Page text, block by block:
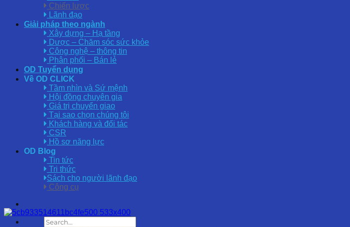
Chiến lược
Lãnh đạo
Giải pháp theo ngành
Xây dựng – Hạ tầng
Dược – Chăm sóc sức khỏe
Công nghệ – thông tin
Phân phối – Bán lẻ
OD Tuyển dụng
Về OD CLICK
Tầm nhìn và Sứ mệnh
Hội đồng chuyên gia
Giá trị chuyển giao
Tại sao chọn chúng tôi
Khách hàng và đối tác
CSR
Hồ sơ năng lực
OD Blog
Tin tức
Tri thức
Sách cho người lãnh đạo
Công cụ